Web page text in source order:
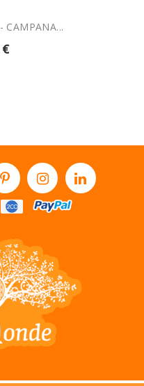
CAMPANA...